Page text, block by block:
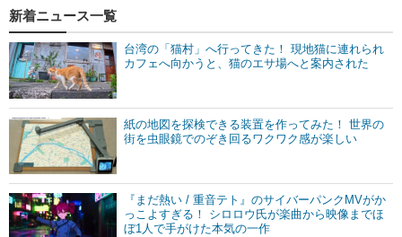
新着ニュース一覧
台湾の「猫村」へ行ってきた！ 現地猫に連れられ
カフェへ向かうと、猫のエサ場へと案内された
紙の地図を探検できる装置を作ってみた！ 世界の
街を虫眼鏡でのぞき回るワクワク感が楽しい
『まだ熱い / 重音テト』のサイバーパンクMVがか
っこよすぎる！ シロロウ氏が楽曲から映像までほ
ぼ1人で手がけた本気の一作